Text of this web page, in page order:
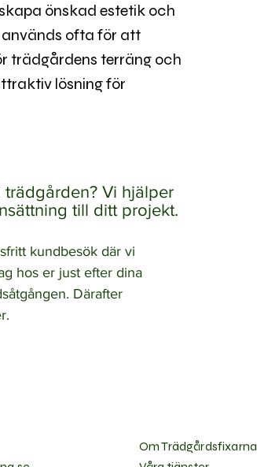
önskad estetik och
ofta för att
trädgårdens terräng och
lösning för
Vi hjälper
till ditt projekt.
kundbesök där vi
hos er just efter dina
Därafter
Om Trädgårdsfixarna